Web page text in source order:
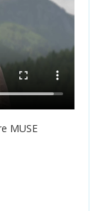
MUSE